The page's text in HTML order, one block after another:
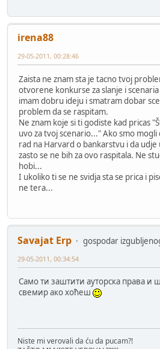
irena88
29-05-2011, 00:28:46
Zaista ne znam sta je tacno tvoj
otvorene konkurse za slanje i
imam dobru ideju i smatram dobar
problem da se raspitam.
Ne znam koje si ti godiste kad pricas
uvo za tvoj scenario..." Ako smo
rad na Harvard o bankarstvu i da udje
zasto se ne bih za ovo raspitala. Ne
hobi...
I ukoliko ti se ne svidja sta se prica i
ne tera...
Savajat Erp gospodar
29-05-2011, 00:34:54
Само ти заштити ауторска права и
свемир ако хоћеш
Niste mi verovali da ću da pucam?!